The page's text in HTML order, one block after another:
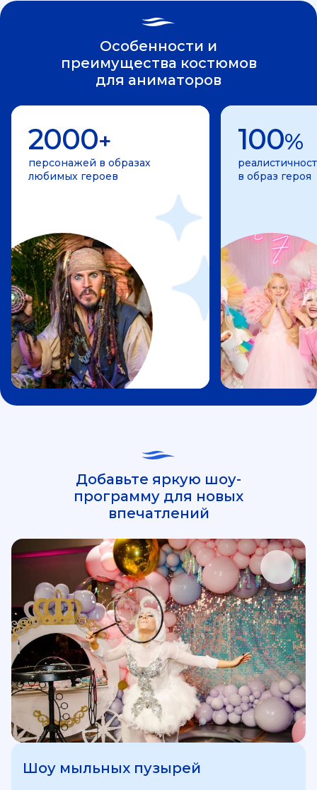
Особенности и
преимущества костюмов
для аниматоров
2000+
персонажей в образах
любимых героев
100%
в образ героя
Добавьте яркую шоу-
программу для новых
впечатлений
Шоу мыльных пузырей